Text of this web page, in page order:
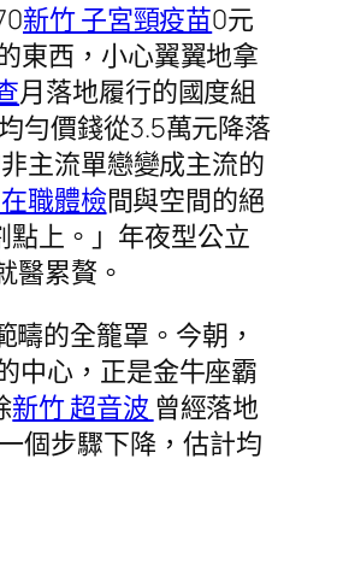
新竹 子宮頸疫苗0元
東西，小心翼翼地拿
月落地履行的國度組
勻價錢從3.5萬元降落
主流單戀變成主流的
職體檢間與空間的絕
點上。」年夜型公立
醫累贅。
疇的全籠罩。今朝，
中心，正是金牛座霸
新竹 超音波 曾經落地
個步驟下降，估計均